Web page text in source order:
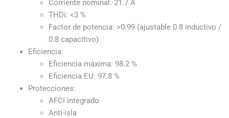
Corriente nominal: 21.7 A
THDi: <3 %
Factor de potencia: >0.99 (ajustable 0.8 inductivo /
0.8 capacitivo)
Eficiencia:
Eficiencia máxima: 98.2 %
Eficiencia EU: 97.8 %
Protecciones:
AFCI integrado
Anti-isla